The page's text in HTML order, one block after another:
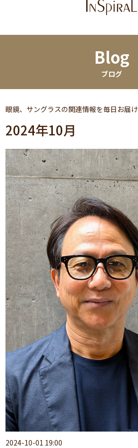
Blog
ブログ
眼鏡、サングラスの関連情報を毎日お届
2024年10月
2024-10-01 19:00